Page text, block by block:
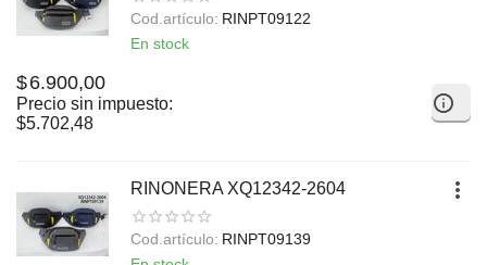
Cod.artículo: RINPT09122
En stock
$6.900,00
Precio sin impuesto:
$5.702,48
RINONERA XQ12342-2604
Cod.artículo: RINPT09139